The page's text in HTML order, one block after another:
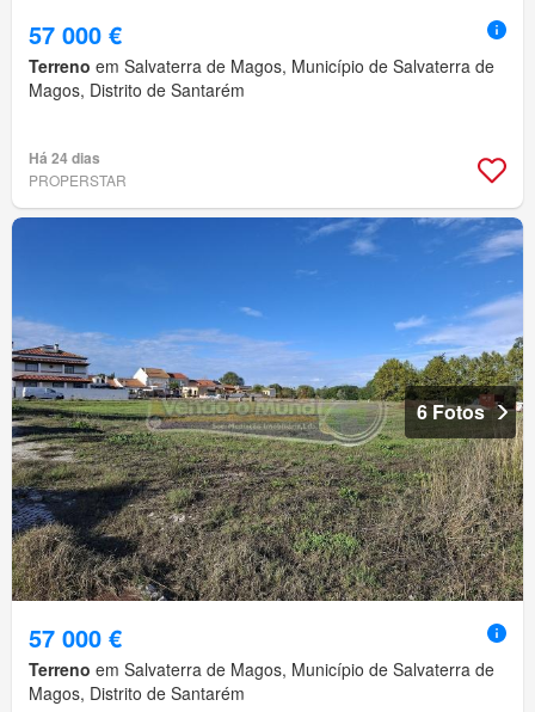
57 000 €
Terreno em Salvaterra de Magos, Município de Salvaterra de
Magos, Distrito de Santarém
Há 24 dias
PROPERSTAR
6 Fotos
57 000 €
Terreno em Salvaterra de Magos, Município de Salvaterra de
Magos, Distrito de Santarém